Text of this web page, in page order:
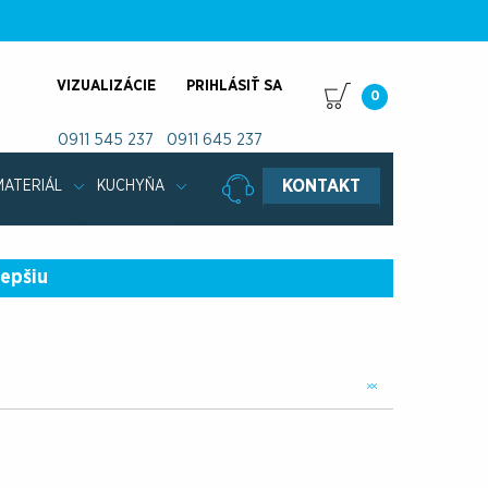
VIZUALIZÁCIE PRIHLÁSIŤ SA
0
0911 545 237 0911 645 237
KONTAKT
KUCHYŇA